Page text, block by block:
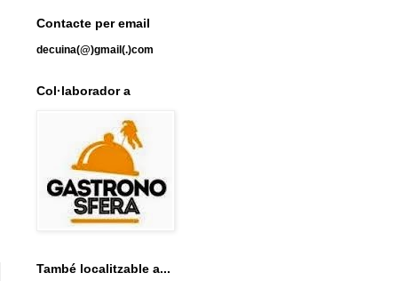
Contacte per email
decuina(@)gmail(.)com
Col·laborador a
També localitzable a...